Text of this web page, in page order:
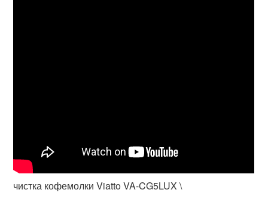
чистка кофемолки Viatto VA-CG5LUX \